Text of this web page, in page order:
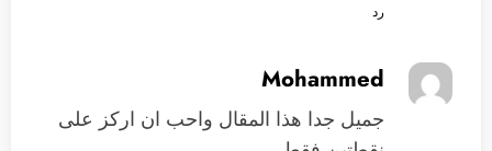
رد
Mohammed
جميل جدا هذا المقال واحب ان اركز على